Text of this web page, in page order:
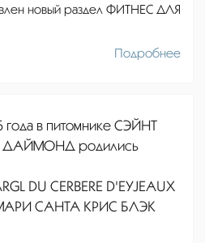
новый раздел ФИТНЕС ДЛЯ
Подробнее
года в питомнике СЭЙНТ
ДАЙМОНД родились
DU CERBERE D'EYJEAUX
САНТА КРИС БЛЭК